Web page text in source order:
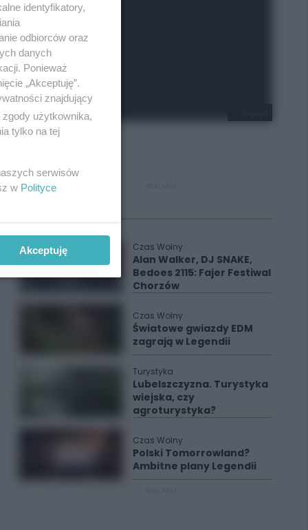
Czas Wolny
Alan Walker, DJ SNAKE,
Bedoes 2115: Fajer Festiwal
Chorzów
Czas Wolny
Światowe gwiazdy EDM
zagrają w Legendii
Turystyka
Lubelszczyzna. Turystyka
wiejska, czy
agroturystyka?
Czas Wolny
Polski Tomorrowland?
Ambitne plany Legendii
identyfikatory,
odbiorców oraz
danych
Ponieważ
„Akceptuję”.
znajdujący
użytkownika,
tylko na tej
serwisów
w Polityce
Akceptuję